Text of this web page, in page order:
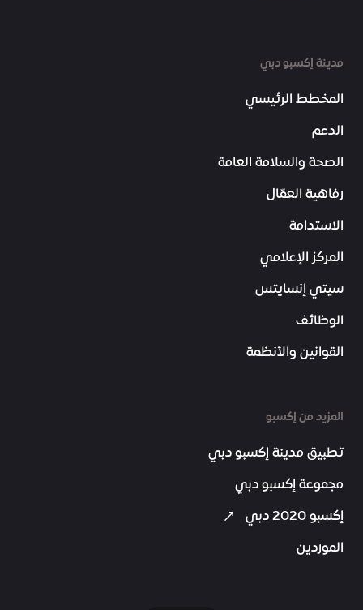
مدينة إكسبو دبي
المخطط الرئيسي
الدعم
الصحة والسلامة العامة
رفاهية العمّال
الاستدامة
المركز الإعلامي
سيتي إنسايتس
الوظائف
القوانين والأنظمة
المزيد من إكسبو
تطبيق مدينة إكسبو دبي
مجموعة إكسبو دبي
إكسبو 2020 دبي
الموردين